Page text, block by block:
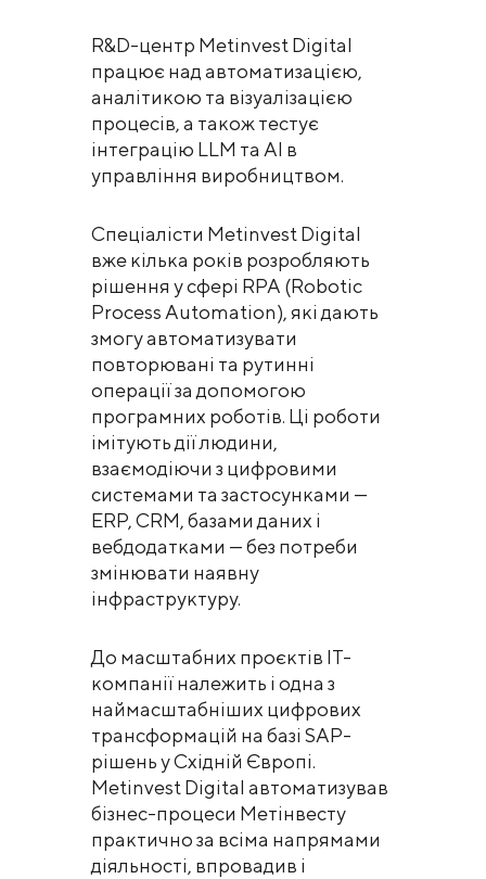
R&D-центр Metinvest Digital
працює над автоматизацією,
аналітикою та візуалізацією
процесів, а також тестує
інтеграцію LLM та AI в
управління виробництвом.
Спеціалісти Metinvest Digital
вже кілька років розробляють
рішення у сфері RPA (Robotic
Process Automation), які дають
змогу автоматизувати
повторювані та рутинні
операції за допомогою
програмних роботів. Ці роботи
імітують дії людини,
взаємодіючи з цифровими
системами та застосунками —
ERP, CRM, базами даних і
вебдодатками — без потреби
змінювати наявну
інфраструктуру.
До масштабних проєктів ІТ-
компанії належить і одна з
наймасштабніших цифрових
трансформацій на базі SAP-
рішень у Східній Європі.
Metinvest Digital автоматизував
бізнес-процеси Метінвесту
практично за всіма напрямами
діяльності, впровадив і